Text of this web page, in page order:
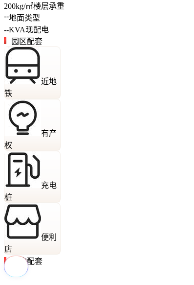
200kg/㎡楼层承重
--地面类型
--KVA现配电
园区配套
近地
铁
有产
权
充电
桩
便利
店
周边配套